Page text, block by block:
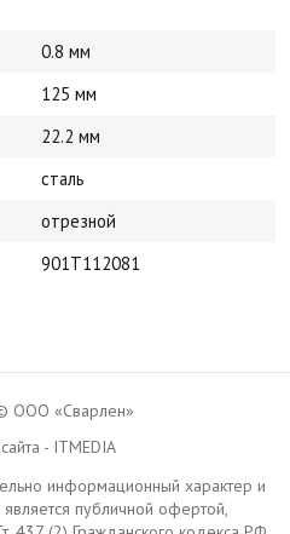
0.8 мм
125 мм
22.2 мм
сталь
отрезной
901Т112081
ООО «Сварлен»
- ITMEDIA
информационный характер и
публичной офертой,